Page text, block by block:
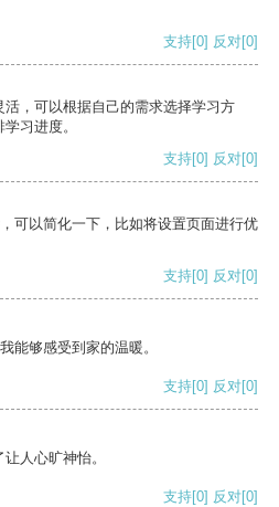
支持[0] 反对[0]
，可以根据自己的需求选择学习方
习进度。
支持[0] 反对[0]
可以简化一下，比如将设置页面进行优
支持[0] 反对[0]
能够感受到家的温暖。
支持[0] 反对[0]
人心旷神怡。
支持[0] 反对[0]